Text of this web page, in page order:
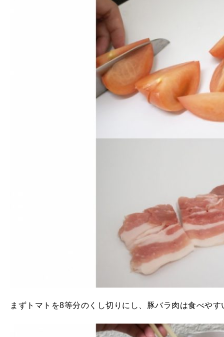
まずトマトを8等分のくし切りにし、豚バラ肉は食べや